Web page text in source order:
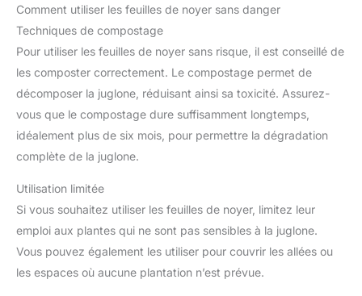
Comment utiliser les feuilles de noyer sans danger
Techniques de compostage
Pour utiliser les feuilles de noyer sans risque, il est conseillé de
les composter correctement. Le compostage permet de
décomposer la juglone, réduisant ainsi sa toxicité. Assurez-
vous que le compostage dure suffisamment longtemps,
idéalement plus de six mois, pour permettre la dégradation
complète de la juglone.
Utilisation limitée
Si vous souhaitez utiliser les feuilles de noyer, limitez leur
emploi aux plantes qui ne sont pas sensibles à la juglone.
Vous pouvez également les utiliser pour couvrir les allées ou
les espaces où aucune plantation n’est prévue.